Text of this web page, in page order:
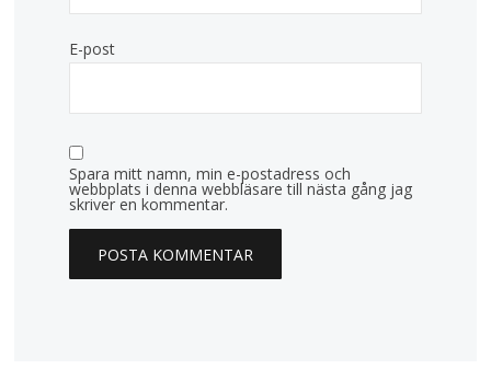
E-post
Spara mitt namn, min e-postadress och
webbplats i denna webbläsare till nästa gång jag
skriver en kommentar.